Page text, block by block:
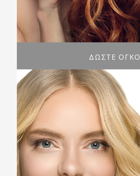
ΔΩΣΤΕ ΟΓΚΟ